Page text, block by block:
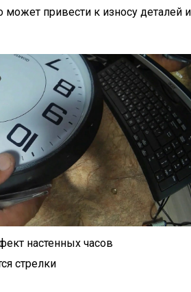
привести к износу деталей и
настенных часов
стрелки